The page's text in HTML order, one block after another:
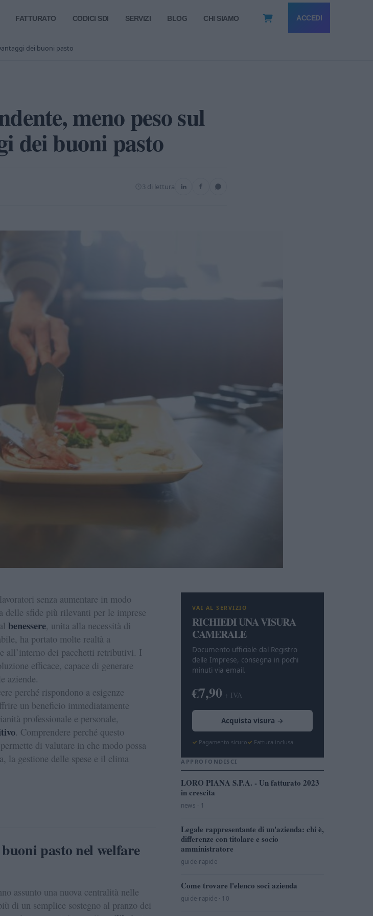
FATTURATO CODICI SDI SERVIZI BLOG CHI SIAMO ACCEDI
dei buoni pasto
meno peso sul
dei buoni pasto
3 di lettura
senza aumentare in modo
delle sfide più rilevanti per le imprese
benessere, unita alla necessità di
ha portato molte realtà a
all’interno dei pacchetti retributivi. I
efficace, capace di generare
aziende.
perché rispondono a esigenze
un beneficio immediatamente
professionale e personale,
. Comprendere perché questo
di valutare in che modo possa
la gestione delle spese e il clima
pasto nel welfare
assunto una nuova centralità nelle
di un semplice sostegno al pranzo dei
VAI AL SERVIZIO
RICHIEDI UNA VISURA
CAMERALE
Documento ufficiale dal Registro
delle Imprese, consegna in pochi
minuti via email.
€7,90 + IVA
Acquista visura →
Pagamento sicuro Fattura inclusa
APPROFONDISCI
LORO PIANA S.P.A. - Un fatturato 2023
in crescita
news · 1
Legale rappresentante di un'azienda: chi è,
differenze con titolare e socio
amministratore
guide-rapide
Come trovare l'elenco soci azienda
guide-rapide · 10